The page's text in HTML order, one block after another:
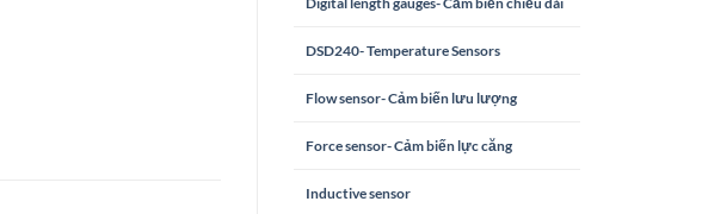
DSD240- Temperature Sensors
Flow sensor- Cảm biến lưu lượng
Force sensor- Cảm biến lực căng
Inductive sensor